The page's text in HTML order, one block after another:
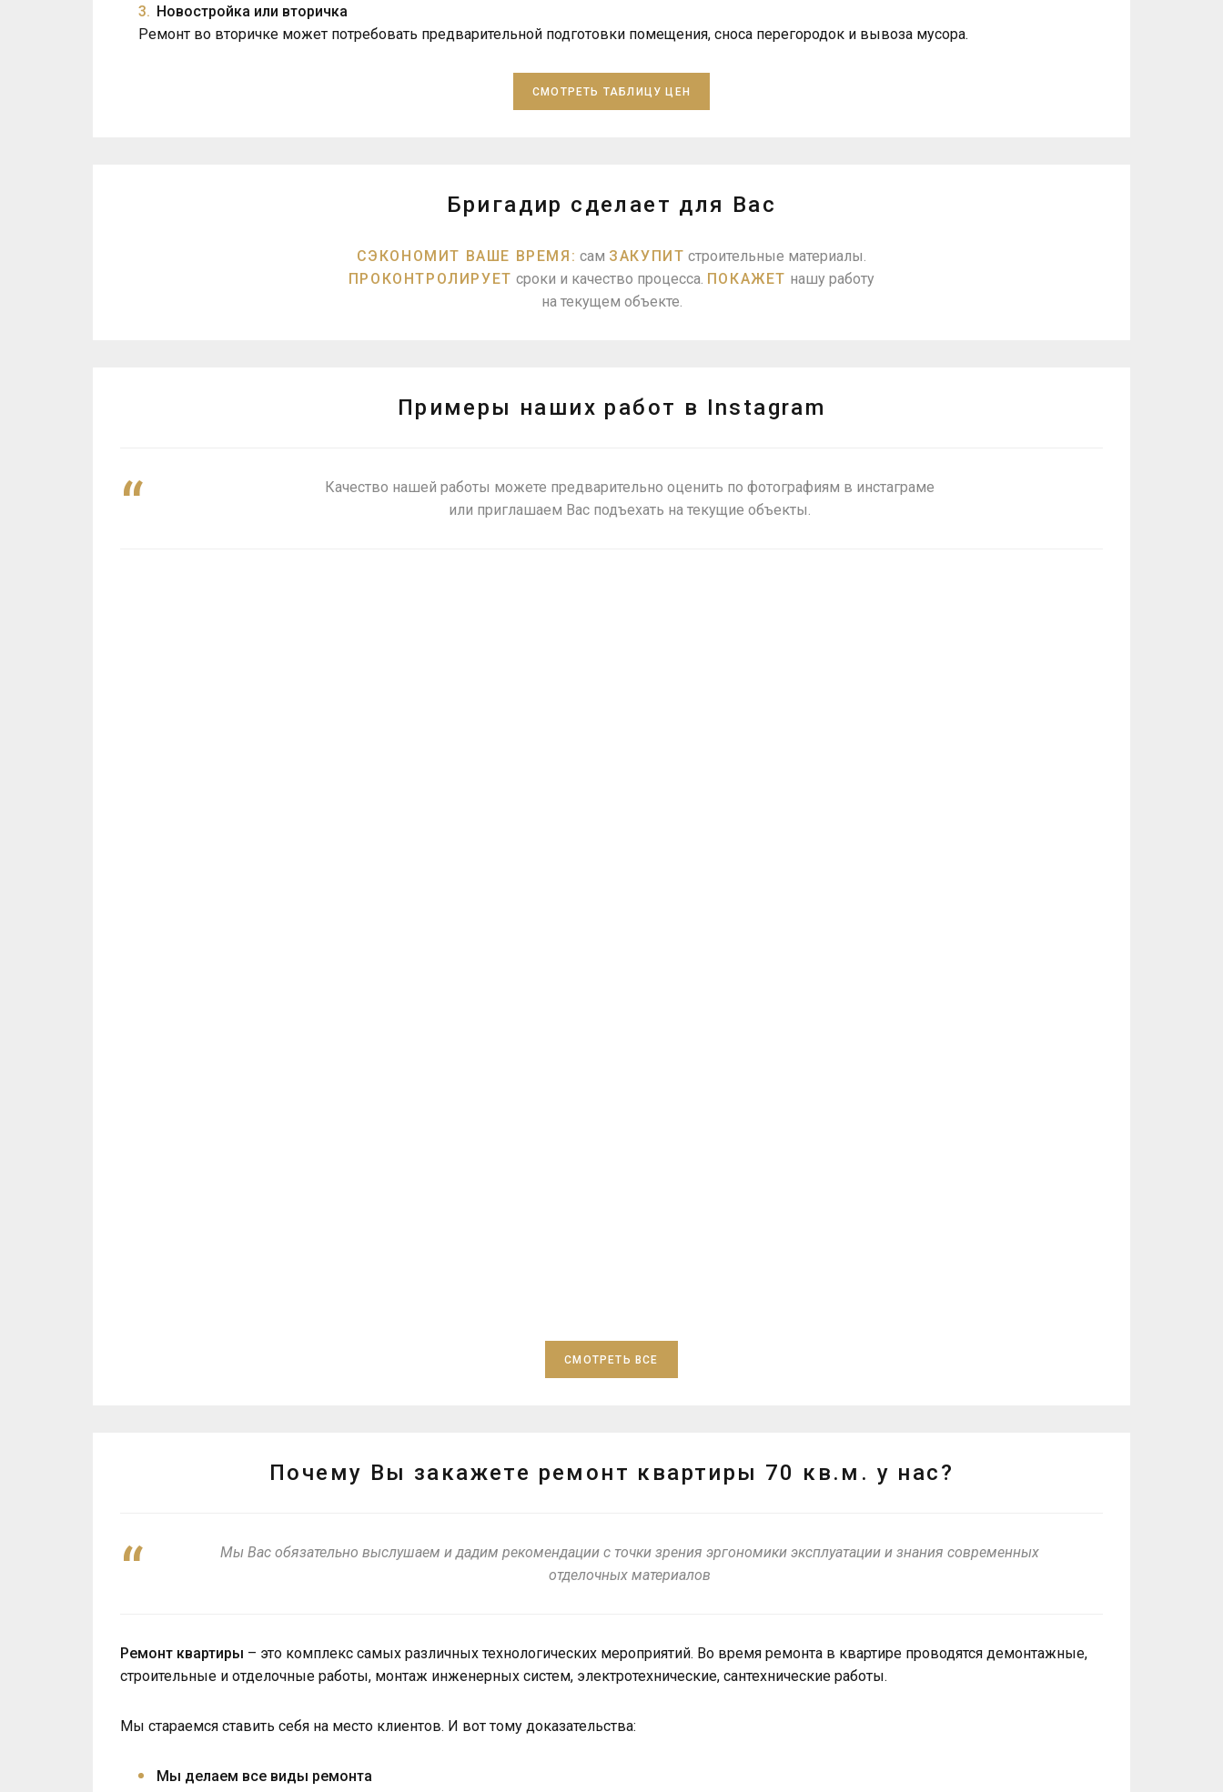
Новостройка или вторичка
Ремонт во вторичке может потребовать предварительной подготовки помещения, сноса перегородок и вывоза мусора.
СМОТРЕТЬ ТАБЛИЦУ ЦЕН
Бригадир сделает для Вас
СЭКОНОМИТ ВАШЕ ВРЕМЯ: сам ЗАКУПИТ строительные материалы.
ПРОКОНТРОЛИРУЕТ сроки и качество процесса. ПОКАЖЕТ нашу работу
на текущем объекте.
Примеры наших работ в Instagram
Качество нашей работы можете предварительно оценить по фотографиям в инстаграме
или приглашаем Вас подъехать на текущие объекты.
СМОТРЕТЬ ВСЕ
Почему Вы закажете ремонт квартиры 70 кв.м. у нас?
Мы Вас обязательно выслушаем и дадим рекомендации с точки зрения эргономики эксплуатации и знания современных
отделочных материалов
Ремонт квартиры – это комплекс самых различных технологических мероприятий. Во время ремонта в квартире проводятся демонтажные,
строительные и отделочные работы, монтаж инженерных систем, электротехнические, сантехнические работы.
Мы стараемся ставить себя на место клиентов. И вот тому доказательства:
Мы делаем все виды ремонта